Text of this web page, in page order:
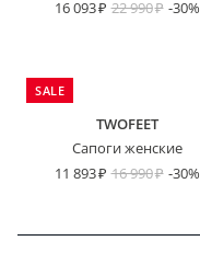
16 093 22 990 -30%
SALE
TWOFEET
Сапоги женские
11 893
16 990 -30%